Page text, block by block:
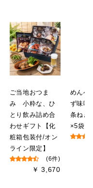
ご当地おつま
み 小粋な、ひ
とり飲み詰め合
わせギフト【化
粧箱包装付/オン
ライン限定】
(6件)
￥ 3,670
めんべ
ず味
条ね
×5袋